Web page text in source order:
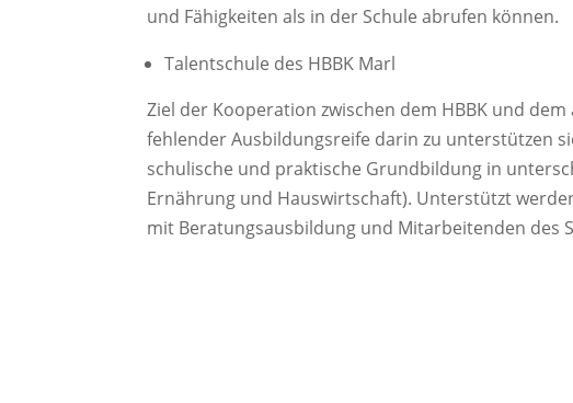
und Fähigkeiten als in der Schule abrufen können.
Talentschule des HBBK Marl
Ziel der Kooperation zwischen dem HBBK und
fehlender Ausbildungsreife darin zu unterstützen
schulische und praktische Grundbildung in
Ernährung und Hauswirtschaft). Unterstützt
mit Beratungsausbildung und Mitarbeitenden des